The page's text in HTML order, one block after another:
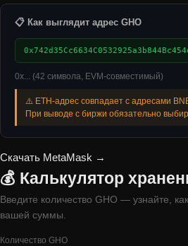
📋 Как выглядит адрес GHO
0x... (42 символа, EVM-совместимый)
⚠️ ETH-адрес совпадает с адресами
При выводе с биржи обязательно
Скачать MetaMask →
💰 Калькулятор
Введите количество GHO — узнайте,
вашей суммы.
Количество GHO